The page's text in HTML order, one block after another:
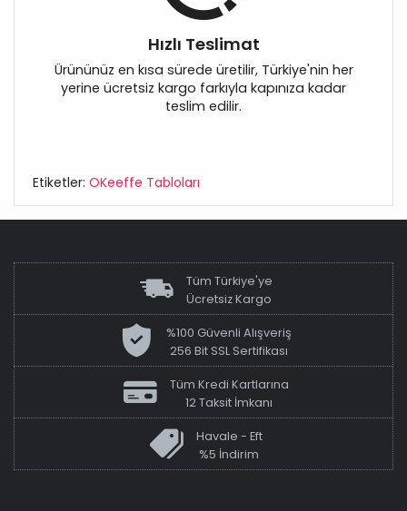
Hızlı Teslimat
Ürününüz en kısa sürede üretilir, Türkiye'nin her
yerine ücretsiz kargo farkıyla kapınıza kadar
teslim edilir.
Etiketler: OKeeffe Tabloları
Tüm Türkiye'ye
Ücretsiz Kargo
%100 Güvenli Alışveriş
256 Bit SSL Sertifikası
Tüm Kredi Kartlarına
12 Taksit İmkanı
Havale - Eft
%5 İndirim